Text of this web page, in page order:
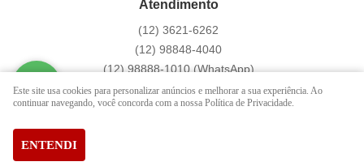
Atendimento
(12) 3621-6262
(12) 98848-4040
(12)98888-1010(WhatsApp)
Segunda a Sexta das 9:00h às 16:00h
contato@hachi8.com.br
Este site usa cookies para personalizar anúncios e melhorar a sua experiência. Ao
continuar navegando, você concorda com a nossa Política de Privacidade.
ENTENDI